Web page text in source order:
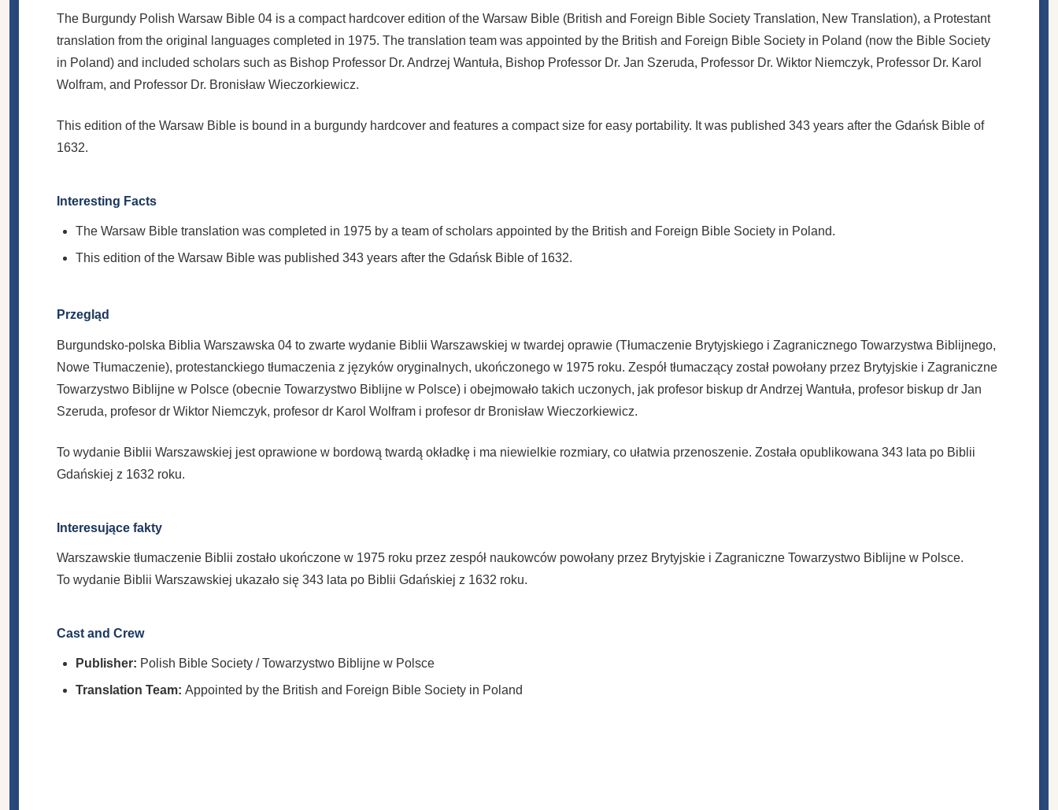
The Burgundy Polish Warsaw Bible 04 is a compact hardcover edition of the Warsaw Bible (British and Foreign Bible Society Translation, New Translation), a Protestant
translation from the original languages completed in 1975. The translation team was appointed by the British and Foreign Bible Society in Poland (now the Bible Society
in Poland) and included scholars such as Bishop Professor Dr. Andrzej Wantuła, Bishop Professor Dr. Jan Szeruda, Professor Dr. Wiktor Niemczyk, Professor Dr. Karol
Wolfram, and Professor Dr. Bronisław Wieczorkiewicz.
This edition of the Warsaw Bible is bound in a burgundy hardcover and features a compact size for easy portability. It was published 343 years after the Gdańsk Bible of
1632.
Interesting Facts
The Warsaw Bible translation was completed in 1975 by a team of scholars appointed by the British and Foreign Bible Society in Poland.
This edition of the Warsaw Bible was published 343 years after the Gdańsk Bible of 1632.
Przegląd
Burgundsko-polska Biblia Warszawska 04 to zwarte wydanie Biblii Warszawskiej w twardej oprawie (Tłumaczenie Brytyjskiego i Zagranicznego Towarzystwa Biblijnego,
Nowe Tłumaczenie), protestanckiego tłumaczenia z języków oryginalnych, ukończonego w 1975 roku. Zespół tłumaczący został powołany przez Brytyjskie i Zagraniczne
Towarzystwo Biblijne w Polsce (obecnie Towarzystwo Biblijne w Polsce) i obejmowało takich uczonych, jak profesor biskup dr Andrzej Wantuła, profesor biskup dr Jan
Szeruda, profesor dr Wiktor Niemczyk, profesor dr Karol Wolfram i profesor dr Bronisław Wieczorkiewicz.
To wydanie Biblii Warszawskiej jest oprawione w bordową twardą okładkę i ma niewielkie rozmiary, co ułatwia przenoszenie. Została opublikowana 343 lata po Biblii
Gdańskiej z 1632 roku.
Interesujące fakty
Warszawskie tłumaczenie Biblii zostało ukończone w 1975 roku przez zespół naukowców powołany przez Brytyjskie i Zagraniczne Towarzystwo Biblijne w Polsce.
To wydanie Biblii Warszawskiej ukazało się 343 lata po Biblii Gdańskiej z 1632 roku.
Cast and Crew
Publisher: Polish Bible Society / Towarzystwo Biblijne w Polsce
Translation Team: Appointed by the British and Foreign Bible Society in Poland